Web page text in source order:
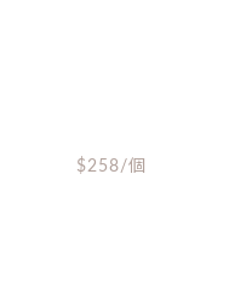
$258/個